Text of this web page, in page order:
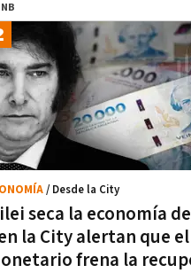
NB
seca la economía
la City alertan que
frena la
/ Desde la City